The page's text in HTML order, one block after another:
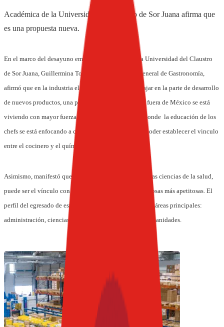
Académica de la Universidad del Claustro de Sor Juana afirma que
es una propuesta nueva.
En el marco del desayuno empresarial que realiza la Universidad del Claustro
de Sor Juana, Guillermina Torres Savín, Directora General de Gastronomía,
afirmó que en la industria el gastrónomo puede trabajar en la parte de desarrollo
de nuevos productos, una propuesta nueva, pero que fuera de México se está
viviendo con mayor fuerza, por ejemplo en España, donde la educación de los
chefs se está enfocando a ciencias en alimentos para poder establecer el vinculo
entre el cocinero y el químico en alimentos.
Asimismo, manifestó que en el área correspondiente a las ciencias de la salud,
puede ser el vínculo con un nutriólogo para hacer las cosas más apetitosas. El
perfil del egresado de esta universidad considera cuatro áreas principales:
administración, ciencias de los alimentos, técnica y humanidades.